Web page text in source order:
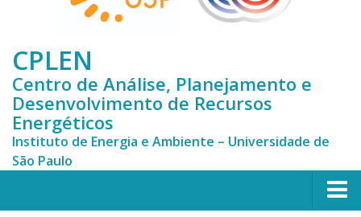
CPLEN
Centro de Análise, Planejamento e
Desenvolvimento de Recursos
Energéticos
Instituto de Energia e Ambiente – Universidade de
São Paulo